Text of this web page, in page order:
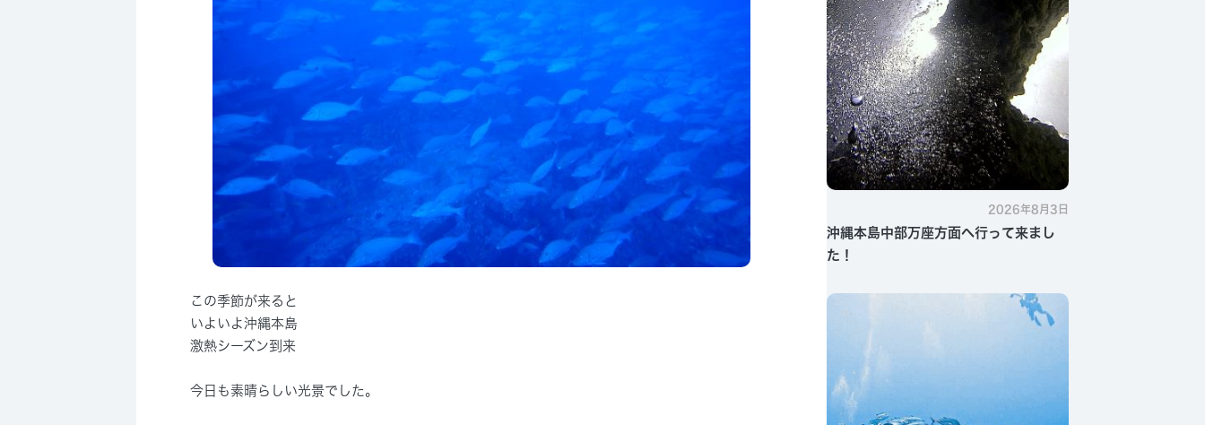
この季節が来ると
いよいよ沖縄本島
激熱シーズン到来
今日も素晴らしい光景でした。
2026年8月3日
沖縄本島中部万座方面へ行って来まし
た！